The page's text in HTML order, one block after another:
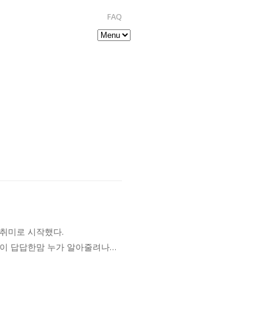
FAQ
미로 시작했다.
답답한맘 누가 알아줄려나…